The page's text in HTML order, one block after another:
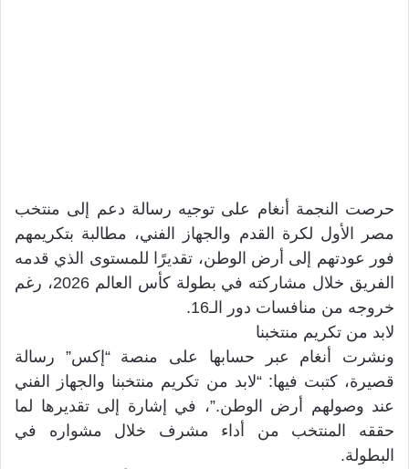
حرصت النجمة أنغام على توجيه رسالة دعم إلى منتخب
مصر الأول لكرة القدم والجهاز الفني، مطالبة بتكريمهم
فور عودتهم إلى أرض الوطن، تقديرًا للمستوى الذي قدمه
الفريق خلال مشاركته في بطولة كأس العالم 2026، رغم
خروجه من منافسات دور الـ16.
لابد من تكريم منتخبنا
ونشرت أنغام عبر حسابها على منصة “إكس” رسالة
قصيرة، كتبت فيها: “لابد من تكريم منتخبنا والجهاز الفني
عند وصولهم أرض الوطن.”، في إشارة إلى تقديرها لما
حققه المنتخب من أداء مشرف خلال مشواره في
البطولة.